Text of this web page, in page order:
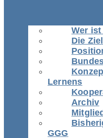
Wer ist
Die
Lernens
Archiv
GGG